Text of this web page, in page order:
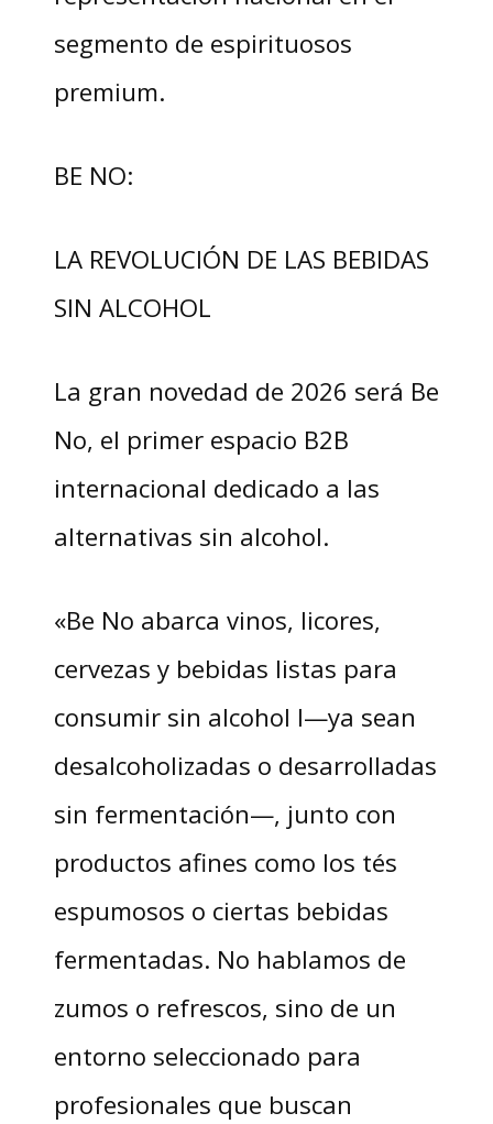
segmento de espirituosos
premium.
BE NO:
LA REVOLUCIÓN DE LAS BEBIDAS
SIN ALCOHOL
La gran novedad de 2026 será Be
No, el primer espacio B2B
internacional dedicado a las
alternativas sin alcohol.
«Be No abarca vinos, licores,
cervezas y bebidas listas para
consumir sin alcohol l—ya sean
desalcoholizadas o desarrolladas
sin fermentación—, junto con
productos afines como los tés
espumosos o ciertas bebidas
fermentadas. No hablamos de
zumos o refrescos, sino de un
entorno seleccionado para
profesionales que buscan